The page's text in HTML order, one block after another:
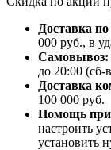
Доставка
000 руб., в
Самовывоз:
до 20:00 (сб-
Доставка
100 000 руб.
Помощь при
настроить
установить